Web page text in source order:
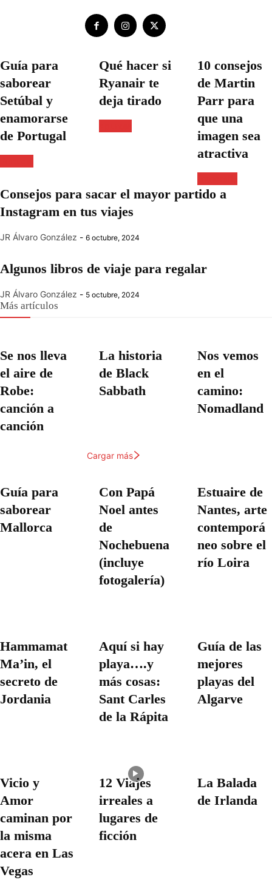
Guía para
saborear
Setúbal y
enamorarse
de Portugal
Qué hacer si
Ryanair te
deja tirado
10 consejos
de Martin
Parr para
que una
imagen sea
atractiva
Consejos para sacar el mayor partido a
Instagram en tus viajes
JR Álvaro González - 6 octubre, 2024
Algunos libros de viaje para regalar
JR Álvaro González - 5 octubre, 2024
Más artículos
Se nos lleva
el aire de
Robe:
canción a
canción
La historia
de Black
Sabbath
Nos vemos
en el
camino:
Nomadland
Guía para
saborear
Mallorca
Con Papá
Noel antes
de
Nochebuena
(incluye
fotogalería)
Estuaire de
Nantes, arte
contemporá
neo sobre el
río Loira
Hammamat
Ma’in, el
secreto de
Jordania
Aquí si hay
playa….y
más cosas:
Sant Carles
de la Rápita
Guía de las
mejores
playas del
Algarve
Vicio y
Amor
caminan por
la misma
acera en Las
Vegas
12 Viajes
irreales a
lugares de
ficción
La Balada
de Irlanda
Cargar más